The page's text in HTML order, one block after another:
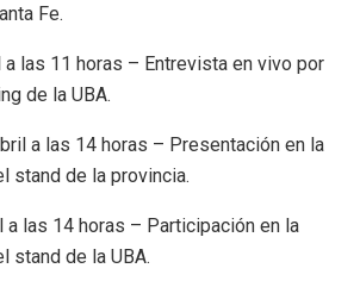
Fe.
las 11 horas – Entrevista en vivo por
de la UBA.
a las 14 horas – Presentación en la
stand de la provincia.
las 14 horas – Participación en la
stand de la UBA.